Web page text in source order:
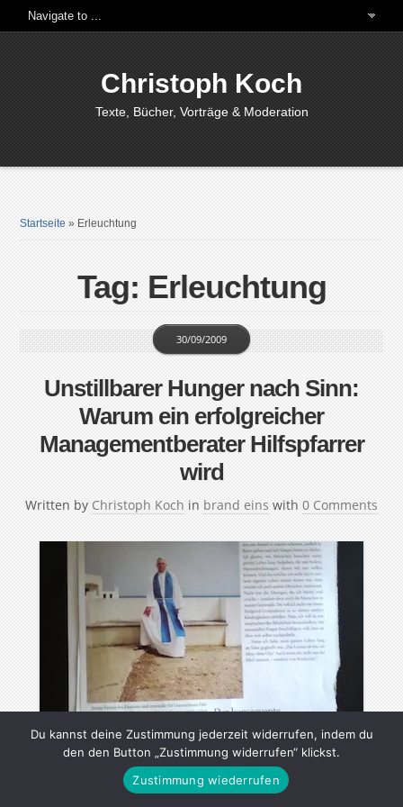
Christoph Koch
Texte, Bücher, Vorträge & Moderation
Startseite » Erleuchtung
Tag: Erleuchtung
Unstillbarer Hunger nach Sinn:
Warum ein erfolgreicher
Managementberater Hilfspfarrer
wird
Written by Christoph Koch
30/09/2009
in brand eins with 0 Comments
Eckart Flöther war Wirtschaftsjournalist und
Du kannst deine Zustimmung jederzeit widerrufen, indem du
den den Button „Zustimmung widerrufen“ klickst.
Zustimmung wiederrufen